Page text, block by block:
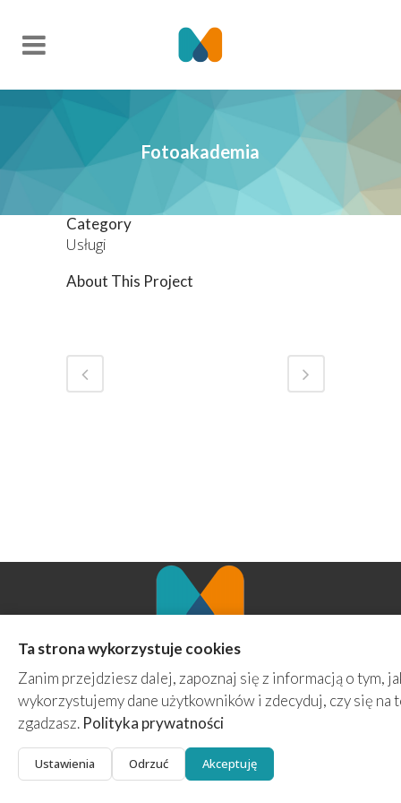
Fotoakademia
Category
Usługi
About This Project
ul. Ziemowita 70/4a
61-063 Poznań
kontakt@prowadzenie-fanpage.pl
+48 508 267 597
Polityka Prywatności
Ta strona wykorzystuje cookies
Zanim przejdziesz dalej, zapoznaj się z informacją o tym,
wykorzystujemy dane użytkowników i zdecyduj, czy się na
zgadzasz. Polityka prywatności
Ustawienia Odrzuć Akceptuję